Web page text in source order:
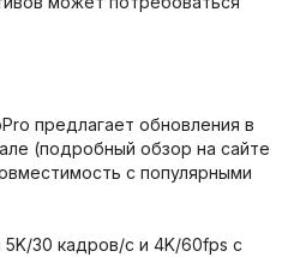
предлагает обновления в
(подробный обзор на сайте
с популярными
30 кадров/с и 4K/60fps с